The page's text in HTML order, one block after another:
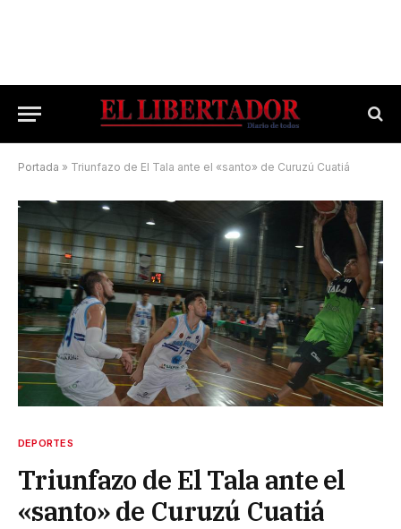
Portada » Triunfazo de El Tala ante el «santo» de Curuzú Cuatiá
DEPORTES
Triunfazo de El Tala ante el
«santo» de Curuzú Cuatiá